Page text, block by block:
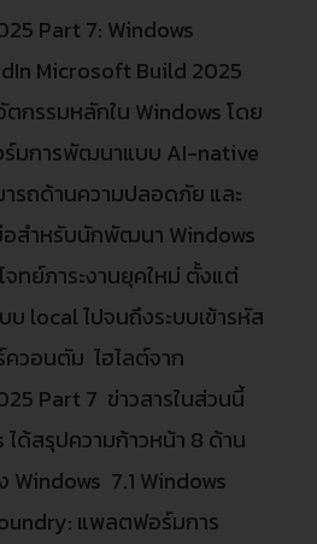
Part 7: Windows
Microsoft Build 2025
กรรมหลักใน Windows โดย
มการพัฒนาแบบ AI-native
รถด้านความปลอดภัย และ
อสำหรับนักพัฒนา Windows
ทย์ภาระงานยุคใหม่ ตั้งแต่
บ local ไปจนถึงระบบเข้ารหัส
วอนตัม ไฮไลต์จาก
Part 7 ข่าวสารในส่วนนี้
ด้สรุปความก้าวหน้า 8 ด้าน
Windows 7.1 Windows
แพลตฟอร์มการ